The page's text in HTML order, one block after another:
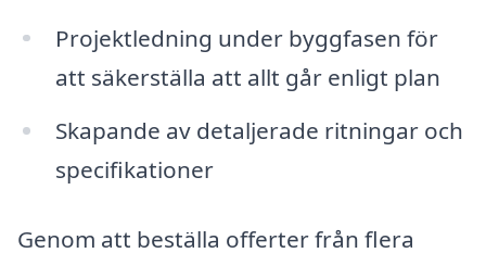
Projektledning under byggfasen för
att säkerställa att allt går enligt plan
Skapande av detaljerade ritningar och
specifikationer
Genom att beställa offerter från flera